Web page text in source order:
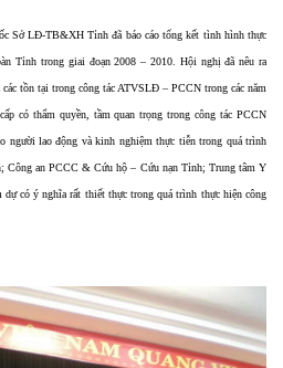
Sở LĐ-TB&XH Tỉnh đã báo cáo tổng kết tình hình thực
Tỉnh trong giai đoạn 2008 – 2010. Hội nghị đã nêu ra
tồn tại trong công tác ATVSLĐ – PCCN trong các năm
có thẩm quyền, tầm quan trọng trong công tác PCCN
người lao động và kinh nghiệm thực tiễn trong quá trình
Công an PCCC & Cứu hộ – Cứu nạn Tỉnh; Trung tâm Y
dự có ý nghĩa rất thiết thực trong quá trình thực hiện công